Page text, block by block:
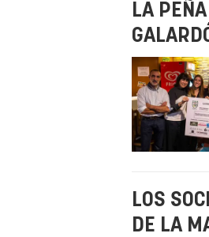
LA
LOS
DE LA